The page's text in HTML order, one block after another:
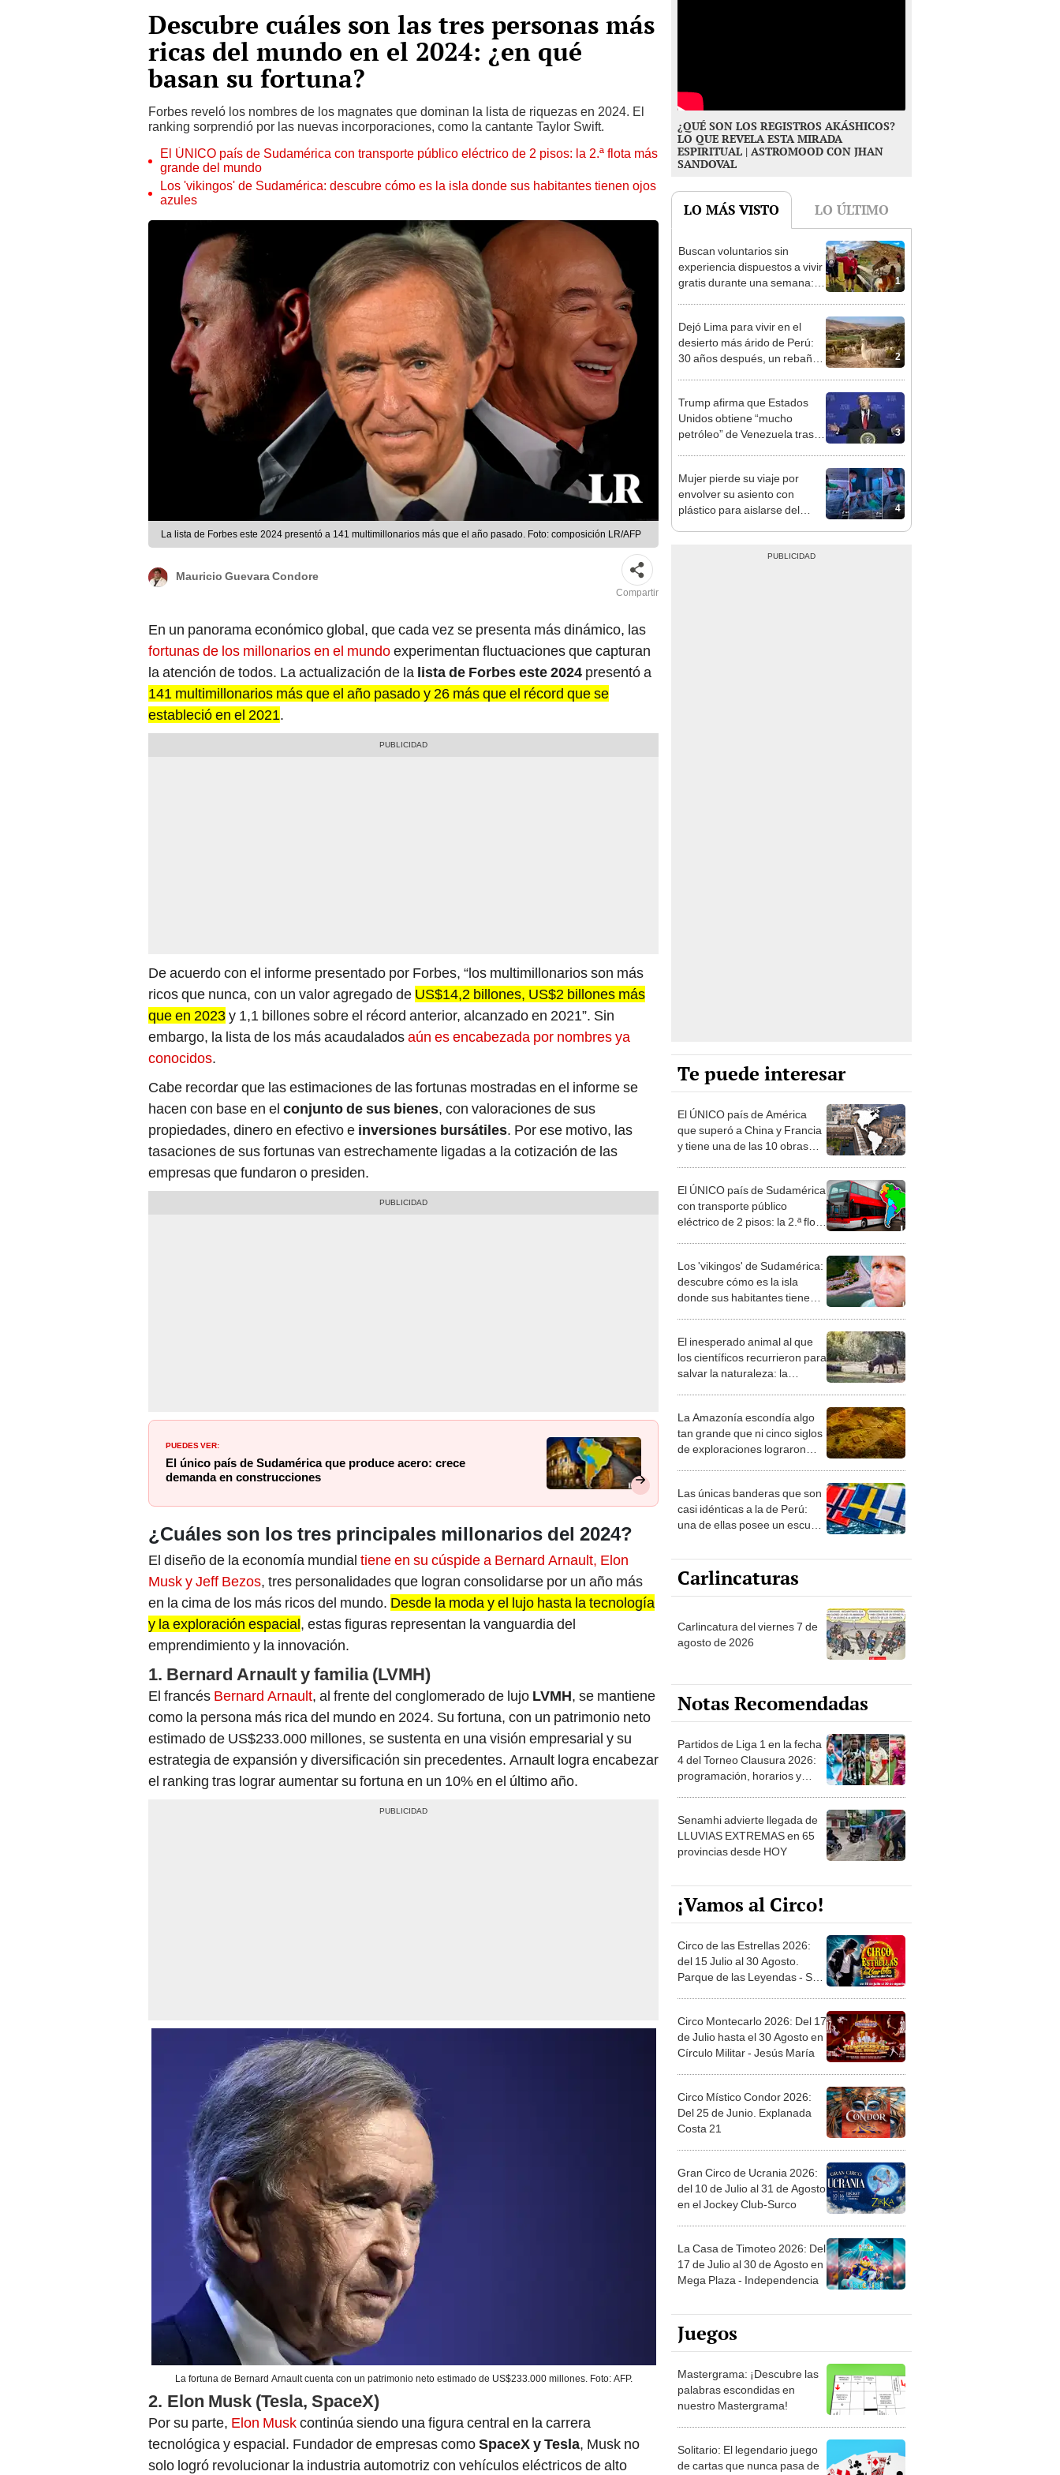
Descubre cuáles son las tres personas más
ricas del mundo en el 2024: ¿en qué
basan su fortuna?
Forbes reveló los nombres de los magnates que dominan la lista de riquezas en 2024. El
ranking sorprendió por las nuevas incorporaciones, como la cantante Taylor Swift.
El ÚNICO país de Sudamérica con transporte público eléctrico de 2 pisos: la 2.ª flota más
grande del mundo
Los 'vikingos' de Sudamérica: descubre cómo es la isla donde sus habitantes tienen ojos
azules
La lista de Forbes este 2024 presentó a 141 multimillonarios más que el año pasado. Foto: composición LR/AFP
Mauricio Guevara Condore
Compartir
En un panorama económico global, que cada vez se presenta más dinámico, las
fortunas de los millonarios en el mundoexperimentan fluctuaciones que capturan
la atención de todos. La actualización de la lista de Forbes este 2024 presentó a
141 multimillonarios más que el año pasado y 26 más que el récord que se
estableció en el 2021.
De acuerdo con el informe presentado por Forbes, “los multimillonarios son más
ricos que nunca, con un valor agregado de US$14,2 billones, US$2 billones más
que en 2023y 1,1 billones sobre el récord anterior, alcanzado en 2021”. Sin
embargo, la lista de los más acaudaladosaún es encabezada por nombres ya
conocidos.
Cabe recordar que las estimaciones de las fortunas mostradas en el informe se
hacen con base en el conjunto de sus bienes, con valoraciones de sus
propiedades, dinero en efectivo e inversiones bursátiles. Por ese motivo, las
tasaciones de sus fortunas van estrechamente ligadas a la cotización de las
empresas que fundaron o presiden.
PUEDES VER:
El único país de Sudamérica que produce acero: crece
demanda en construcciones
¿Cuáles son los tres principales millonarios del 2024?
El diseño de la economía mundial tiene en su cúspide a Bernard Arnault, Elon
Musk y Jeff Bezos, tres personalidades que logran consolidarse por un año más
en la cima de los más ricos del mundo. Desde la moda y el lujo hasta la tecnología
y la exploración espacial, estas figuras representan la vanguardia del
emprendimiento y la innovación.
1. Bernard Arnault y familia (LVMH)
El francés Bernard Arnault, al frente del conglomerado de lujo LVMH, se mantiene
como la persona más rica del mundo en 2024. Su fortuna, con un patrimonio neto
estimado de US$233.000 millones, se sustenta en una visión empresarial y su
estrategia de expansión y diversificación sin precedentes. Arnault logra encabezar
el ranking tras lograr aumentar su fortuna en un 10% en el último año.
La fortuna de Bernard Arnault cuenta con un patrimonio neto estimado de US$233.000 millones. Foto: AFP.
2. Elon Musk (Tesla, SpaceX)
Por su parte, Elon Muskcontinúa siendo una figura central en la carrera
tecnológica y espacial. Fundador de empresas comoSpaceX y Tesla, Musk no
solo logró revolucionar la industria automotriz con vehículos eléctricos de alto
¿QUÉ SON LOS REGISTROS AKÁSHICOS?
LO QUE REVELA ESTA MIRADA
ESPIRITUAL | ASTROMOOD CON JHAN
SANDOVAL
LO MÁS VISTO LO ÚLTIMO
1
Buscan voluntarios sin
experiencia dispuestos a vivir
gratis durante una semana:
un refugio por 2 horas
2
Dejó Lima para vivir en el
desierto más árido de Perú:
30 años después, un rebaño
3
Trump afirma que Estados
Unidos obtiene “mucho
petróleo” de Venezuela tras la
4
Mujer pierde su viaje por
envolver su asiento con
plástico para aislarse del
Te puede interesar
El ÚNICO país de América
que superó a China y Francia
y tiene una de las 10 obras
El ÚNICO país de Sudamérica
con transporte público
eléctrico de 2 pisos: la 2.ª flota
Los 'vikingos' de Sudamérica:
descubre cómo es la isla
donde sus habitantes tienen
El inesperado animal al que
los científicos recurrieron para
salvar la naturaleza: la
desierto en un paisaje con
más vida
La Amazonía escondía algo
tan grande que ni cinco siglos
de exploraciones lograron
sabía sobre su pasado
Las únicas banderas que son
casi idénticas a la de Perú:
una de ellas posee un escudo
Carlincaturas
Carlincatura del viernes 7 de
agosto de 2026
Notas Recomendadas
Partidos de Liga 1 en la fecha
4 del Torneo Clausura 2026:
programación, horarios y
Senamhi advierte llegada de
LLUVIAS EXTREMAS en 65
provincias desde HOY
¡Vamos al Circo!
Circo de las Estrellas 2026:
del 15 Julio al 30 Agosto.
Parque de las Leyendas - San
Circo Montecarlo 2026: Del 17
de Julio hasta el 30 Agosto en
Círculo Militar - Jesús María
Circo Místico Condor 2026:
Del 25 de Junio. Explanada
Costa 21
Gran Circo de Ucrania 2026:
del 10 de Julio al 31 de Agosto
en el Jockey Club-Surco
La Casa de Timoteo 2026: Del
17 de Julio al 30 de Agosto en
Mega Plaza - Independencia
Juegos
Mastergrama: ¡Descubre las
palabras escondidas en
nuestro Mastergrama!
Solitario: El legendario juego
de cartas que nunca pasa de